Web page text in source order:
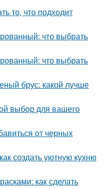
то, что подходит
что выбрать
что выбрать
брус: какой лучше
выбор для вашего
от черных
создать уютную кухню
как сделать